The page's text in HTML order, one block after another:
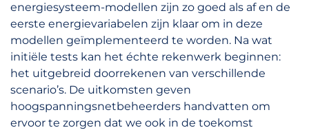
energiesysteem-modellen zijn zo goed als af en de
eerste energievariabelen zijn klaar om in deze
modellen geïmplementeerd te worden. Na wat
initiële tests kan het échte rekenwerk beginnen:
het uitgebreid doorrekenen van verschillende
scenario’s. De uitkomsten geven
hoogspanningsnetbeheerders handvatten om
ervoor te zorgen dat we ook in de toekomst